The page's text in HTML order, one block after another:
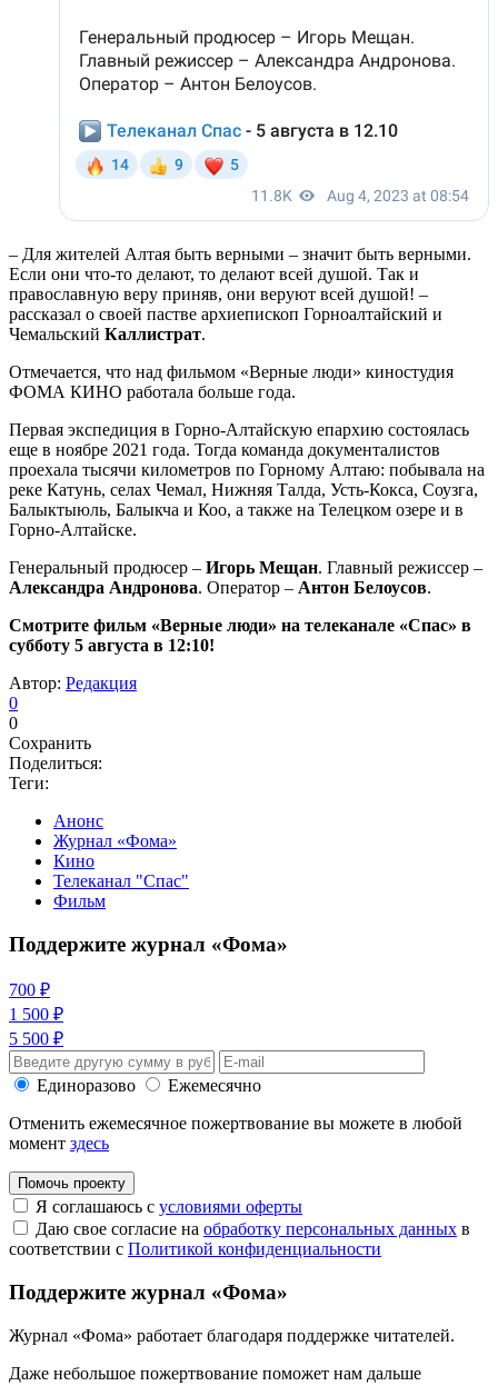
– Для жителей Алтая быть верными – значит быть верными.
Если они что-то делают, то делают всей душой. Так и
православную веру приняв, они веруют всей душой! –
рассказал о своей пастве архиепископ Горноалтайский и
Чемальский Каллистрат.
Отмечается, что над фильмом «Верные люди» киностудия
ФОМА КИНО работала больше года.
Первая экспедиция в Горно-Алтайскую епархию состоялась
еще в ноябре 2021 года. Тогда команда документалистов
проехала тысячи километров по Горному Алтаю: побывала на
реке Катунь, селах Чемал, Нижняя Талда, Усть-Кокса, Соузга,
Балыктыюль, Балыкча и Коо, а также на Телецком озере и в
Горно-Алтайске.
Генеральный продюсер – Игорь Мещан. Главный режиссер –
Александра Андронова. Оператор – Антон Белоусов.
Смотрите фильм «Верные люди» на телеканале «Спас» в
субботу 5 августа в 12:10!
Автор: Редакция
0
0
Сохранить
Поделиться:
Теги:
Анонс
Журнал «Фома»
Кино
Телеканал "Спас"
Фильм
Поддержите журнал «Фома»
700 ₽
1 500 ₽
5 500 ₽
Единоразово
Ежемесячно
Отменить ежемесячное пожертвование вы можете в любой
момент здесь
Помочь проекту
Я соглашаюсь с условиями оферты
Даю свое согласие на обработку персональных данных в
соответствии с Политикой конфиденциальности
Поддержите журнал «Фома»
Журнал «Фома» работает благодаря поддержке читателей.
Даже небольшое пожертвование поможет нам дальше